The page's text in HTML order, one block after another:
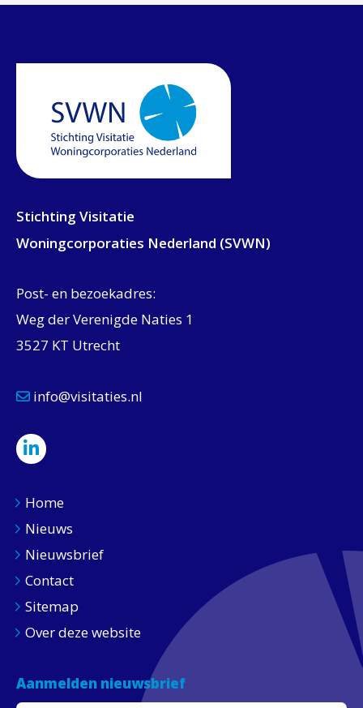
Stichting Visitatie
Woningcorporaties Nederland (SVWN)
Post- en bezoekadres:
Weg der Verenigde Naties 1
3527 KT Utrecht
info@visitaties.nl
Home
Nieuws
Nieuwsbrief
Contact
Sitemap
Over deze website
Aanmelden nieuwsbrief